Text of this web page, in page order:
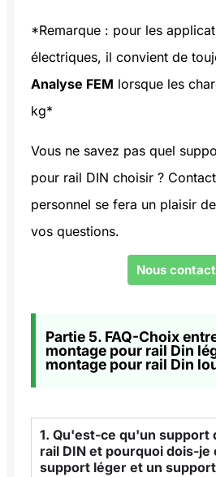
*Remarque : pour les
électriques, il convient de
Analyse FEM lorsque les
kg*
Vous ne savez pas quel
pour rail DIN choisir ?
personnel se fera un plaisir
vos questions.
Nous
Partie 5. FAQ-Choix
montage pour rail Din
montage pour rail Din
1. Qu'est-ce qu'un support
rail DIN et pourquoi dois-
support léger et un